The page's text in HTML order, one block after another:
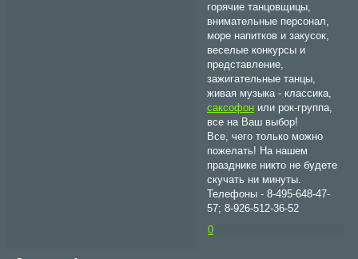
горячие танцовщицы,
внимательные персонал,
море напитков и закусок,
веселые конкурсы и
представление,
зажигательные танцы,
живая музыка - классика,
саксофон или рок-группа,
все на Ваш выбор!
Все, чего только можно
пожелать! На нашем
празднике никто не будете
скучать ни минуты.
Телефоны - 8-495-648-47-
57; 8-926-512-36-52
0